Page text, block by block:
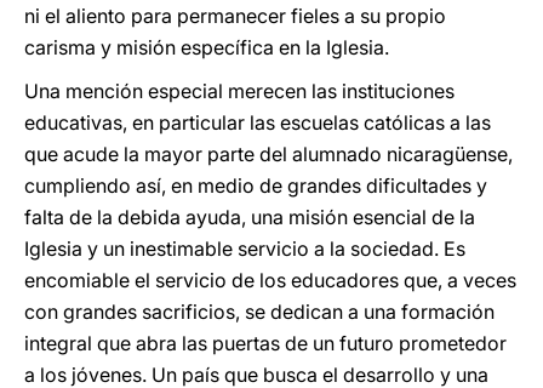
ni el aliento para permanecer fieles a su propio
carisma y misión específica en la Iglesia.
Una mención especial merecen las instituciones
educativas, en particular las escuelas católicas a las
que acude la mayor parte del alumnado nicaragüense,
cumpliendo así, en medio de grandes dificultades y
falta de la debida ayuda, una misión esencial de la
Iglesia y un inestimable servicio a la sociedad. Es
encomiable el servicio de los educadores que, a veces
con grandes sacrificios, se dedican a una formación
integral que abra las puertas de un futuro prometedor
a los jóvenes. Un país que busca el desarrollo y una